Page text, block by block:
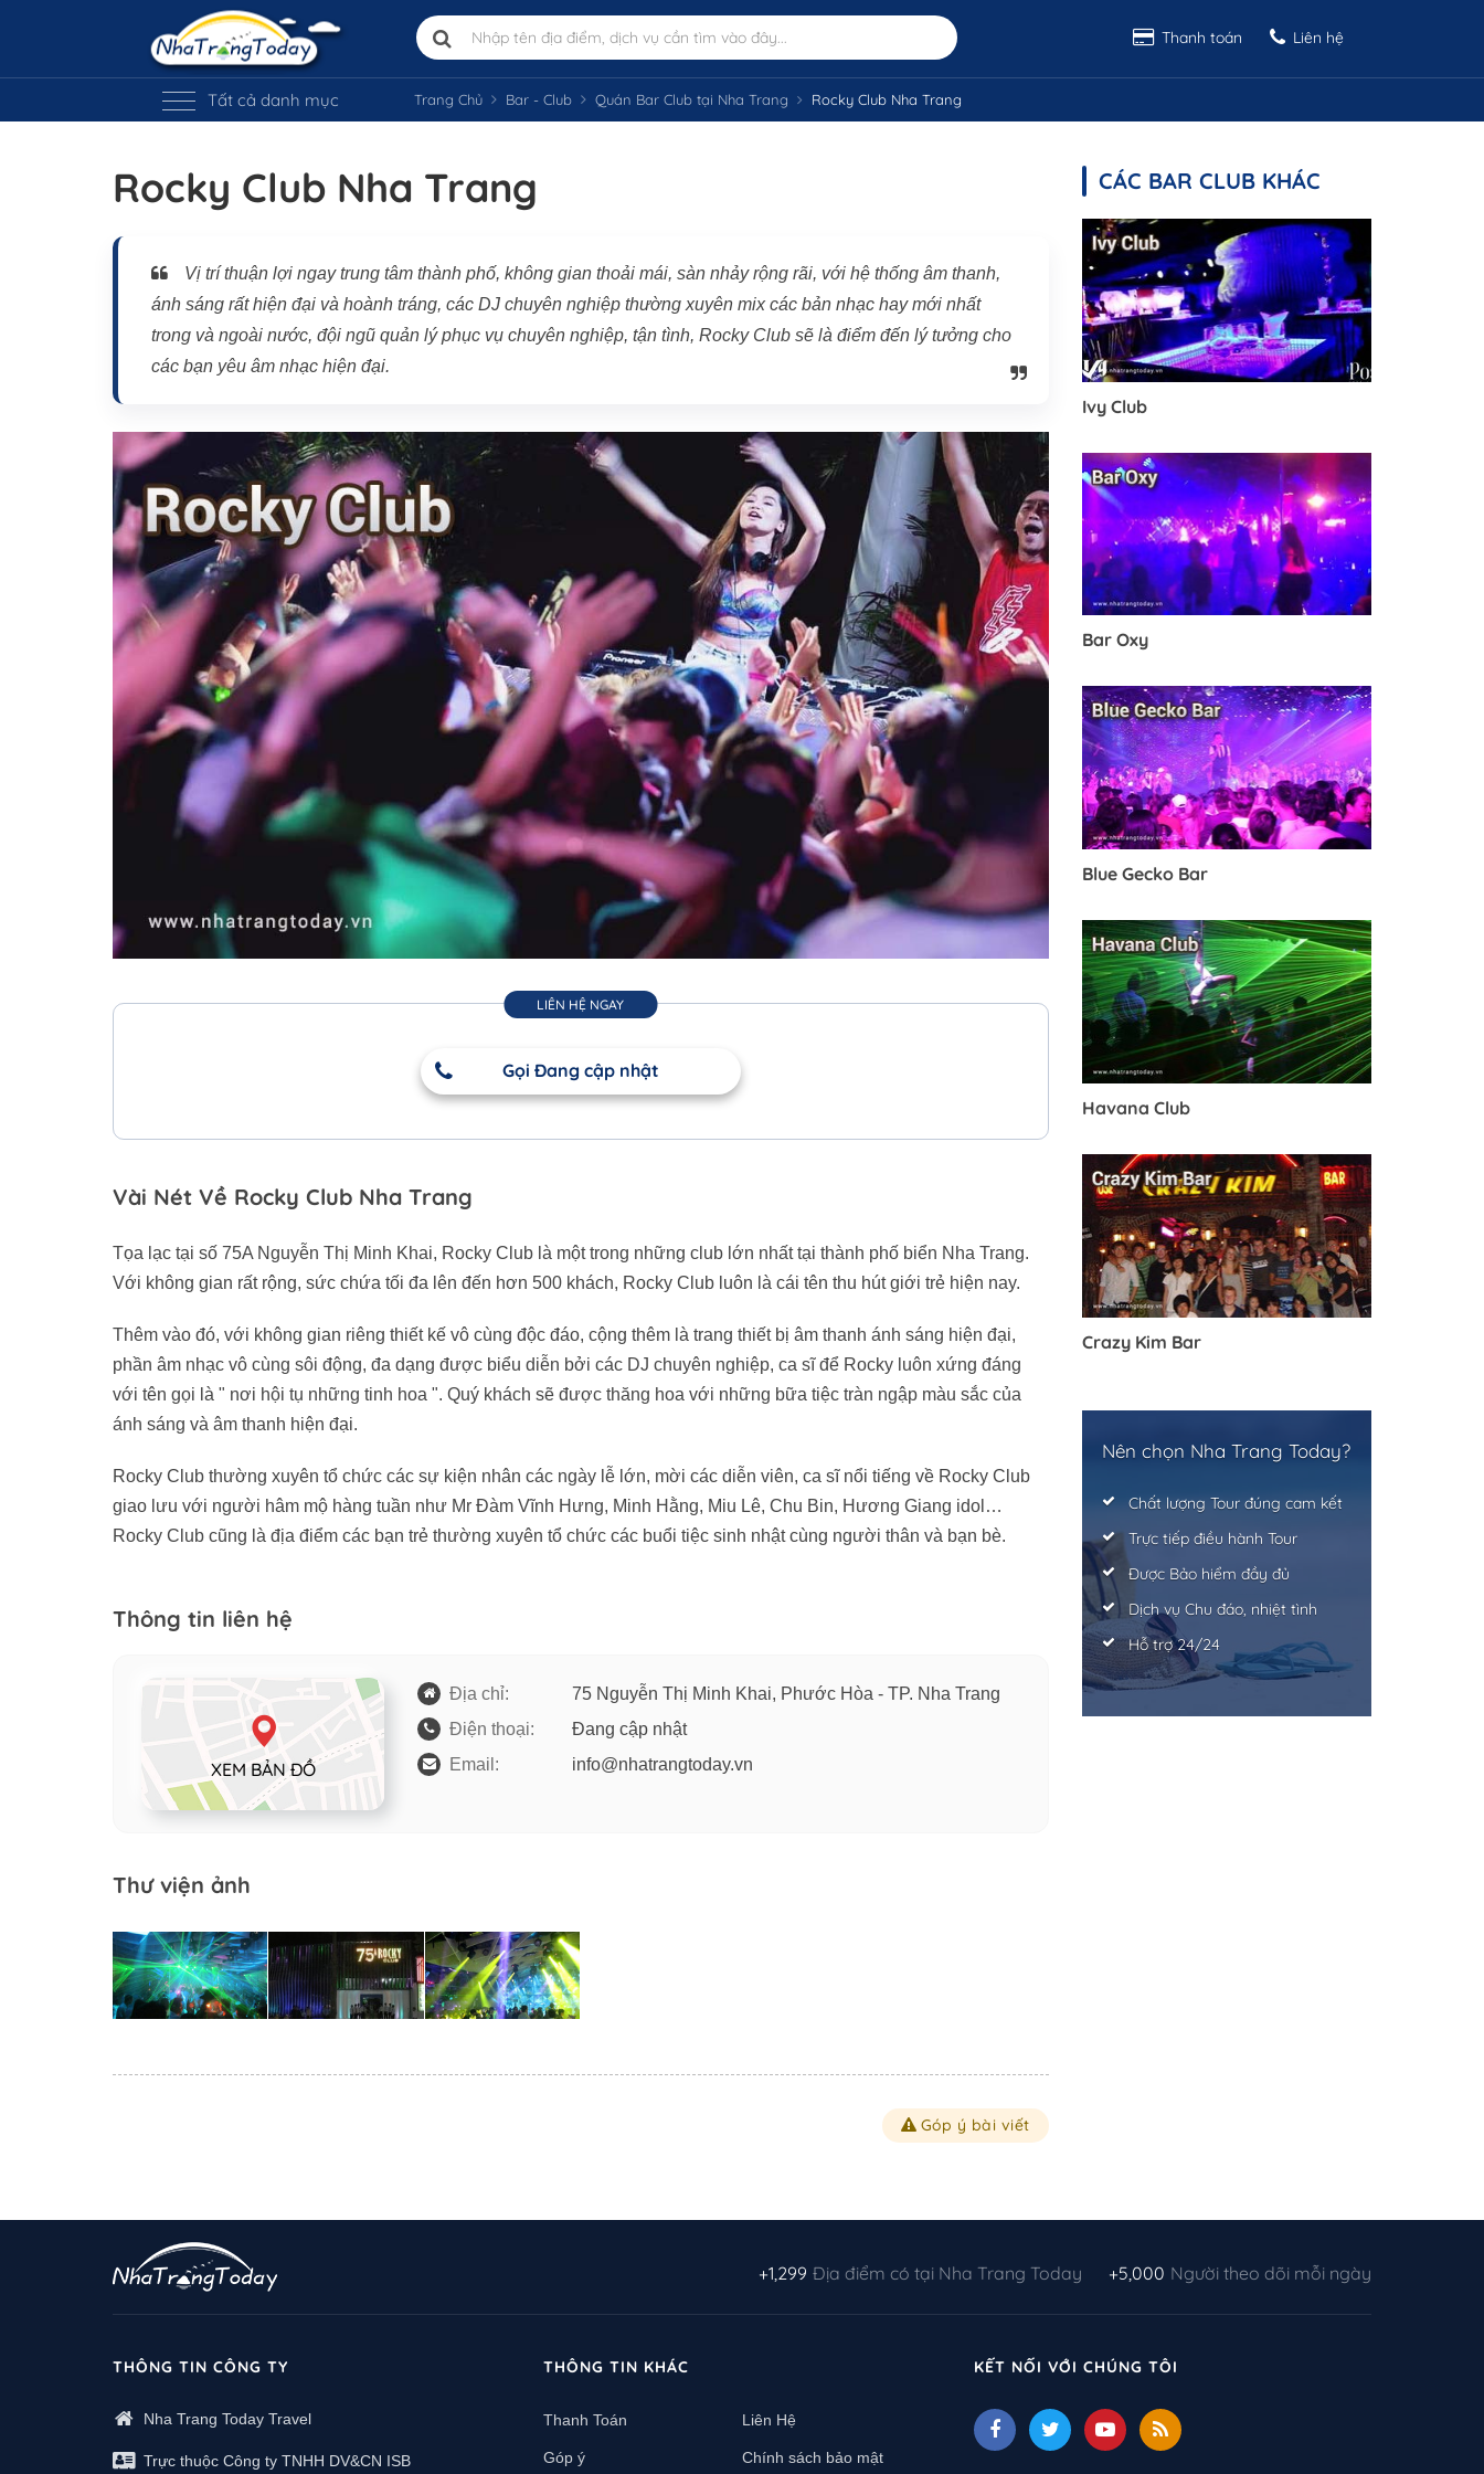
Thanh toán Liên hệ
Tất cả danh mục Trang Chủ Bar - Club Quán Bar Club tại Nha Trang Rocky Club Nha Trang
Rocky Club Nha Trang
Vị trí thuận lợi ngay trung tâm thành phố, không gian thoải mái, sàn nhảy rộng rãi, với hệ thống âm thanh,
ánh sáng rất hiện đại và hoành tráng, các DJ chuyên nghiệp thường xuyên mix các bản nhạc hay mới nhất
trong và ngoài nước, đội ngũ quản lý phục vụ chuyên nghiệp, tận tình, Rocky Club sẽ là điểm đến lý tưởng cho
các bạn yêu âm nhạc hiện đại.
LIÊN HỆ NGAY
Gọi Đang cập nhật
Vài Nét Về Rocky Club Nha Trang
Tọa lạc tại số 75A Nguyễn Thị Minh Khai, Rocky Club là một trong những club lớn nhất tại thành phố biển Nha Trang.
Với không gian rất rộng, sức chứa tối đa lên đến hơn 500 khách, Rocky Club luôn là cái tên thu hút giới trẻ hiện nay.
Thêm vào đó, với không gian riêng thiết kế vô cùng độc đáo, cộng thêm là trang thiết bị âm thanh ánh sáng hiện đại,
phần âm nhạc vô cùng sôi động, đa dạng được biểu diễn bởi các DJ chuyên nghiệp, ca sĩ để Rocky luôn xứng đáng
với tên gọi là " nơi hội tụ những tinh hoa ". Quý khách sẽ được thăng hoa với những bữa tiệc tràn ngập màu sắc của
ánh sáng và âm thanh hiện đại.
Rocky Club thường xuyên tổ chức các sự kiện nhân các ngày lễ lớn, mời các diễn viên, ca sĩ nổi tiếng về Rocky Club
giao lưu với người hâm mộ hàng tuần như Mr Đàm Vĩnh Hưng, Minh Hằng, Miu Lê, Chu Bin, Hương Giang idol…
Rocky Club cũng là địa điểm các bạn trẻ thường xuyên tổ chức các buổi tiệc sinh nhật cùng người thân và bạn bè.
Thông tin liên hệ
XEM BẢN ĐỒ
Địa chỉ:
75 Nguyễn Thị Minh Khai, Phước Hòa - TP. Nha Trang
Điện thoại:
Đang cập nhật
Email:
info@nhatrangtoday.vn
Vị trí trên bản đồ
Thư viện ảnh
Góp ý bài viết
CÁC BAR CLUB KHÁC
Ivy Club
Bar Oxy
Blue Gecko Bar
Havana Club
Crazy Kim Bar
Nên chọn Nha Trang Today?
Chất lượng Tour đúng cam kết
Trực tiếp điều hành Tour
Được Bảo hiểm đầy đủ
Dịch vụ Chu đáo, nhiệt tình
Hỗ trợ 24/24
+1,299 Địa điểm có tại Nha Trang Today +5,000 Người theo dõi mỗi ngày
THÔNG TIN CÔNG TY
Nha Trang Today Travel
Trực thuộc Công ty TNHH DV&CN ISB
THÔNG TIN KHÁC
Thanh Toán Liên Hệ
Góp ý Chính sách bảo mật
KẾT NỐI VỚI CHÚNG TÔI